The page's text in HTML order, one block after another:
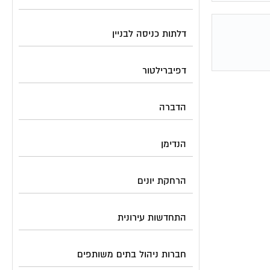
דלתות כניסה לבניין
דפיברילטור
הדברה
הנדימן
הרחקת יונים
התחדשות עירונית
חברות ניהול בתים משותפים